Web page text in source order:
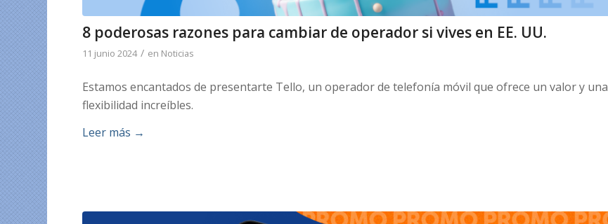
8 poderosas razones para cambiar de operador si vives en EE. UU.
11 junio 2024 / en Noticias
Estamos encantados de presentarte Tello, un operador de telefonía móvil que ofrece un valor y una
flexibilidad increíbles.
Leer más →